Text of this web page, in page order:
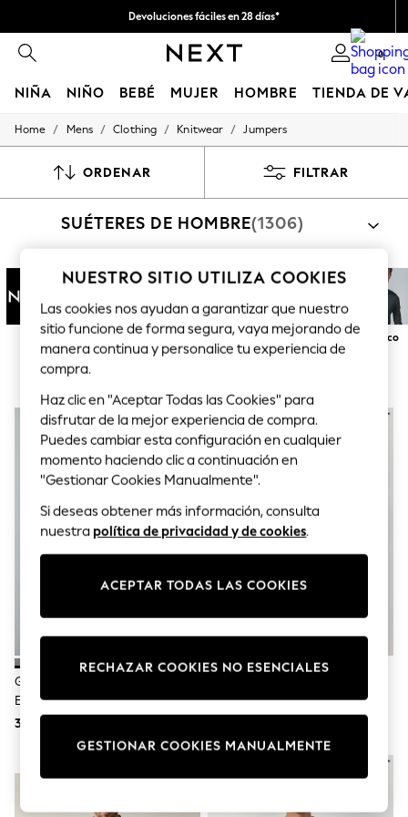
Devoluciones fáciles en 28 días*
Nos hacemos cargo de todos los impuestos 0
NIÑA NIÑO BEBÉ MUJER HOMBRE TIENDA DE
GIRLS
50 - 92cm
140 - 174cm
Toy Story
All Clothing
Coats & Jackets
Sweatshirts & Hoodies
Knitwear
Cardigans
Dresses
Sets & Outfits
Tops
T-Shirts
Nightwear & Pyjamas
Trousers & Leggings
Shirts & Blouses
Swimwear
Shorts & Skirts
Jeans
All Holiday Shop
Tops
Shorts
Sun Safe Swimwear
Shop All Footwear
Trainers & Pumps
Home / Mens / Clothing / Knitwear / Jumpers
ORDENAR FILTRAR
SUÉTERES DE HOMBRE(1306)
Next Superdry Barbour
Cuello
redondo
Jersey con
cremallera en
De pico
Gris - Suéter Oxford De Corte
Estándar Texturizado Con Falso
Efecto Camisa
36 €
De Corte Estándar Y Rico En
Algodón
NUESTRO SITIO UTILIZA COOKIES
Las cookies nos ayudan a garantizar que nuestro
sitio funcione de forma segura, vaya mejorando de
manera continua y personalice tu experiencia de
compra.
Haz clic en "Aceptar Todas las Cookies" para
disfrutar de la mejor experiencia de compra.
Puedes cambiar esta configuración en cualquier
momento haciendo clic a continuación en
"Gestionar Cookies Manualmente".
Si deseas obtener más información, consulta
nuestra política de privacidad y de cookies.
ACEPTAR TODAS LAS COOKIES
GESTIONAR COOKIES MANUALMENTE
RECHAZAR COOKIES NO ESENCIALES